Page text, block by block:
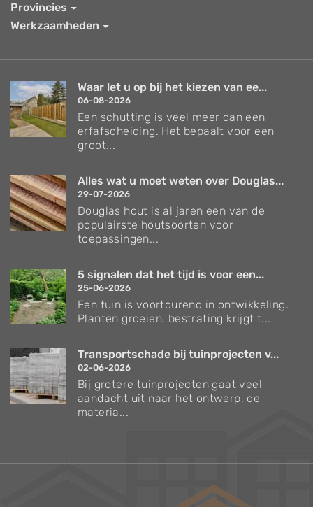
Provincies
Werkzaamheden
Waar let u op bij het kiezen van ee...
06-08-2026
Een schutting is veel meer dan een
erfafscheiding. Het bepaalt voor een
groot...
Alles wat u moet weten over Douglas...
29-07-2026
Douglas hout is al jaren een van de
populairste houtsoorten voor
toepassingen...
5 signalen dat het tijd is voor een...
25-06-2026
Een tuin is voortdurend in ontwikkeling.
Planten groeien, bestrating krijgt t...
Transportschade bij tuinprojecten v...
02-06-2026
Bij grotere tuinprojecten gaat veel
aandacht uit naar het ontwerp, de
materia...
Inspiratie voor uw tuin en terras